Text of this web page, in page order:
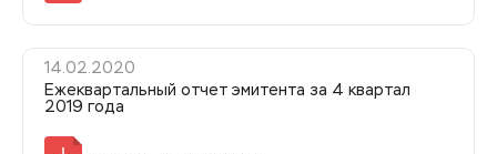
14.02.2020
Ежеквартальный отчет эмитента за 4 квартал
2019 года